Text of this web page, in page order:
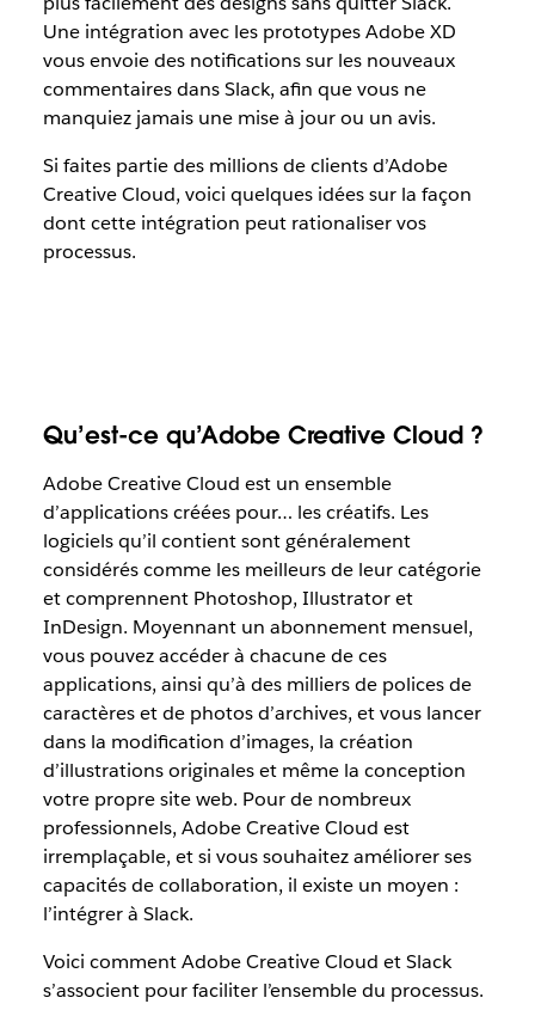
Une intégration avec les prototypes Adobe XD
vous envoie des notifications sur les nouveaux
commentaires dans Slack, afin que vous ne
manquiez jamais une mise à jour ou un avis.
Si faites partie des millions de clients d’Adobe
Creative Cloud, voici quelques idées sur la façon
dont cette intégration peut rationaliser vos
processus.
Qu’est-ce qu’Adobe Creative Cloud ?
Adobe Creative Cloud est un ensemble
d’applications créées pour… les créatifs. Les
logiciels qu’il contient sont généralement
considérés comme les meilleurs de leur catégorie
et comprennent Photoshop, Illustrator et
InDesign. Moyennant un abonnement mensuel,
vous pouvez accéder à chacune de ces
applications, ainsi qu’à des milliers de polices de
caractères et de photos d’archives, et vous lancer
dans la modification d’images, la création
d’illustrations originales et même la conception
votre propre site web. Pour de nombreux
professionnels, Adobe Creative Cloud est
irremplaçable, et si vous souhaitez améliorer ses
capacités de collaboration, il existe un moyen :
l’intégrer à Slack.
Voici comment Adobe Creative Cloud et Slack
s’associent pour faciliter l’ensemble du processus.